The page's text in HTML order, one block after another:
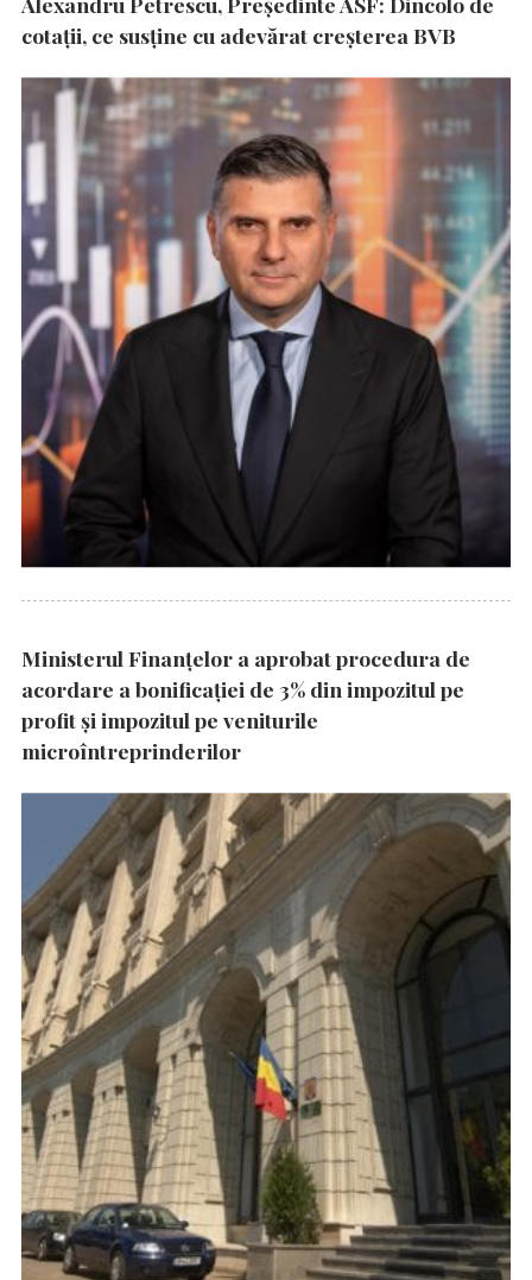
cotații, ce susține cu adevărat creșterea BVB
Ministerul Finanțelor a aprobat procedura de
acordare a bonificației de 3% din impozitul pe
profit și impozitul pe veniturile
microîntreprinderilor